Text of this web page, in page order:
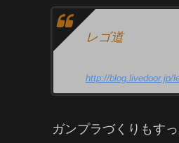
レゴ道
http://blog.livedoor.jp/
ガンプラづくりもす